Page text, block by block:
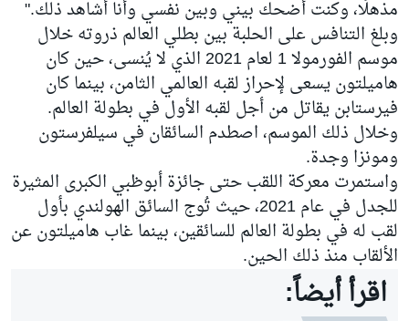
مذهلًا، وكنت أضحك بيني وبين نفسي وأنا أشاهد ذلك."
وبلغ التنافس على الحلبة بين بطلي العالم ذروته خلال
موسم الفورمولا 1 لعام 2021 الذي لا يُنسى، حين كان
هاميلتون يسعى لإحراز لقبه العالمي الثامن، بينما كان
فيرستابن يقاتل من أجل لقبه الأول في بطولة العالم.
وخلال ذلك الموسم، اصطدم السائقان في سيلفرستون
ومونزا وجدة.
واستمرت معركة اللقب حتى جائزة أبوظبي الكبرى المثيرة
للجدل في عام 2021، حيث تُوج السائق الهولندي بأول
لقب له في بطولة العالم للسائقين، بينما غاب هاميلتون عن
الألقاب منذ ذلك الحين.
اقرأ أيضاً: